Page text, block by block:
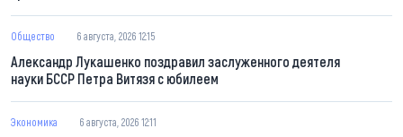
Общество 6 августа, 2026 12:15
Александр Лукашенко поздравил заслуженного деятеля
науки БССР Петра Витязя с юбилеем
Экономика 6 августа, 2026 12:11